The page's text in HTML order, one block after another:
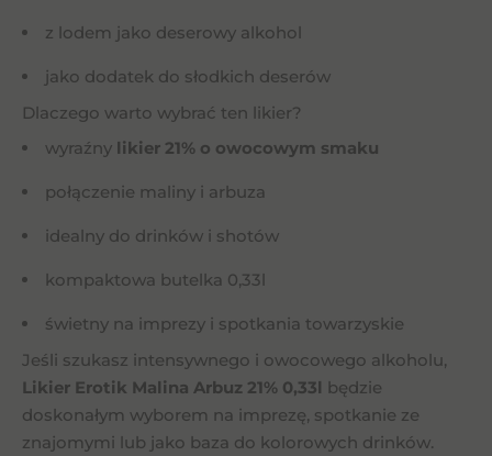
z lodem jako deserowy alkohol
jako dodatek do słodkich deserów
Dlaczego warto wybrać ten likier?
wyraźny likier 21% o owocowym smaku
połączenie maliny i arbuza
idealny do drinków i shotów
kompaktowa butelka 0,33l
świetny na imprezy i spotkania towarzyskie
Jeśli szukasz intensywnego i owocowego alkoholu,
Likier Erotik Malina Arbuz 21% 0,33l będzie
doskonałym wyborem na imprezę, spotkanie ze
znajomymi lub jako baza do kolorowych drinków.